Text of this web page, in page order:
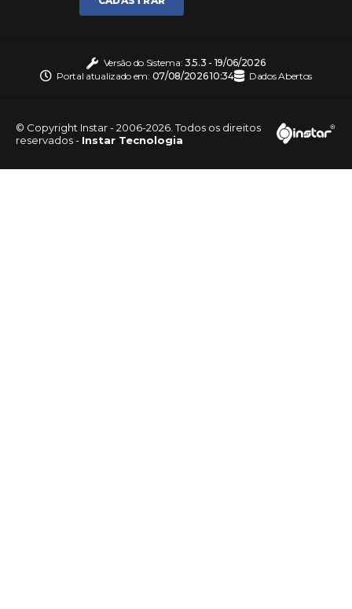
Versão do Sistema: 3.5.3 - 19/06/2026
Portal atualizado em: 07/08/2026 10:34 Dados Abertos
© Copyright Instar - 2006-2026. Todos os direitos
reservados - Instar Tecnologia